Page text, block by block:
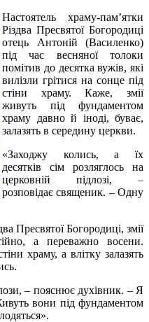
Настоятель храму-пам’ятки
Різдва Пресвятої Богородиці
отець Антоній (Василенко)
під час весняної толоки
помітив до десятка вужів, які
вилізли грітися на сонце під
стіни храму. Каже, змії
живуть під фундаментом
храму давно й іноді, буває,
залазять в середину церкви.
«Заходжу колись, а їх
десятків сім розляглось на
церковній підлозі, –
розповідає священик. – Одну
Пресвятої Богородиці, змії
а переважно восени.
храму, а влітку залазять
– пояснює духівник. – Я
вони під фундаментом